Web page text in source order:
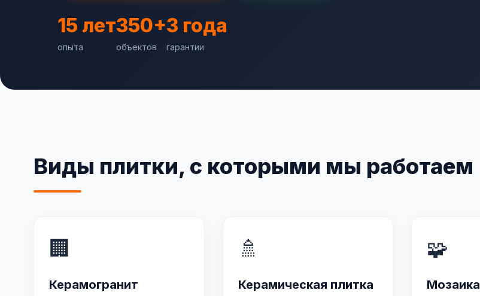
15 лет
опыта
350+
объектов
3 года
гарантии
Виды плитки, с которыми мы работаем
🏢
Керамогранит
🚿
Керамическая плитка
🧩
Мозаика